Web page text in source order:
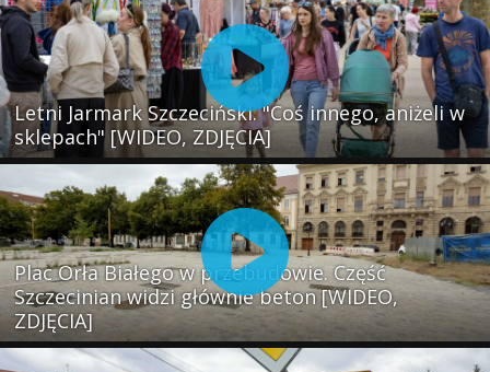
Letni Jarmark Szczeciński. "Coś innego, aniżeli w
sklepach" [WIDEO, ZDJĘCIA]
Plac Orła Białego w przebudowie. Część
Szczecinian widzi głównie beton [WIDEO,
ZDJĘCIA]